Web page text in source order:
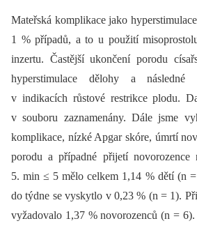
Mateřská komplikace jako
1 % případů, a to u použití
inzertu. Častější ukončení porodu
hyperstimulace dělohy a
v indikacích růstové restrikce plodu.
v souboru zaznamenány. Dále jsme
komplikace, nízké Apgar skóre, úmrtí
porodu a případné přijetí
5. min ≤ 5 mělo celkem 1,14 % dětí (n
do týdne se vyskytlo v 0,23 % (n = 1).
vyžadovalo 1,37 % novorozenců (n =